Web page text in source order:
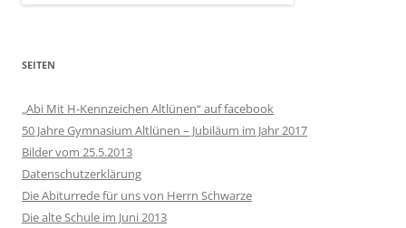
SEITEN
„Abi Mit H-Kennzeichen Altlünen“ auf facebook
50 Jahre Gymnasium Altlünen – Jubiläum im Jahr 2017
Bilder vom 25.5.2013
Datenschutzerklärung
Die Abiturrede für uns von Herrn Schwarze
Die alte Schule im Juni 2013